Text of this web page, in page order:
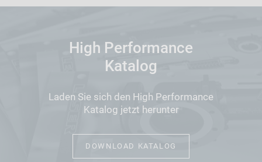
High Performance
Katalog
Laden Sie sich den High Performance
Katalog jetzt herunter
DOWNLOAD KATALOG